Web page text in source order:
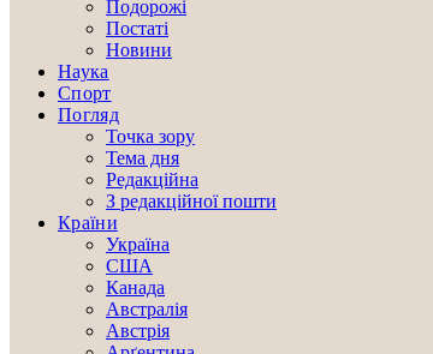
Подорожі
Постаті
Новини
Наука
Спорт
Погляд
Точка зору
Тема дня
Редакційна
З редакційної пошти
Країни
Україна
США
Канада
Австралія
Австрія